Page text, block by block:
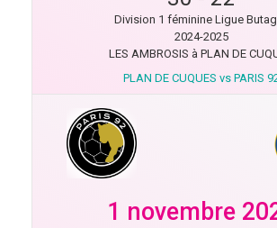
Division 1 féminine Ligue
2024-2025
LES AMBROSIS à PLAN DE
PLAN DE CUQUES vs PARIS
1 novembre